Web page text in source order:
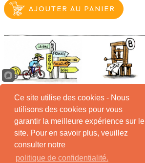
Tous
droits
Conditions d'utilisation
Ce site utilise des cookies - Nous
utilisons des cookies pour vous
garantir la meilleure expérience sur le
site. Pour en savoir plus, veuillez
consulter notre
politique de confidentialité.